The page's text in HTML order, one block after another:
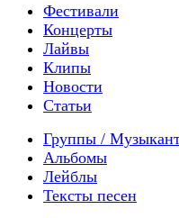
Фестивали
Концерты
Лайвы
Клипы
Новости
Статьи
Группы /
Альбомы
Лейблы
Тексты песен